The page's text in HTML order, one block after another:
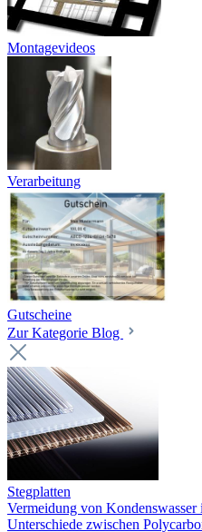
Montagevideos
Verarbeitung
Gutscheine
Zur Kategorie Blog
Stegplatten
Vermeidung von Kondenswasser
Unterschiede zwischen